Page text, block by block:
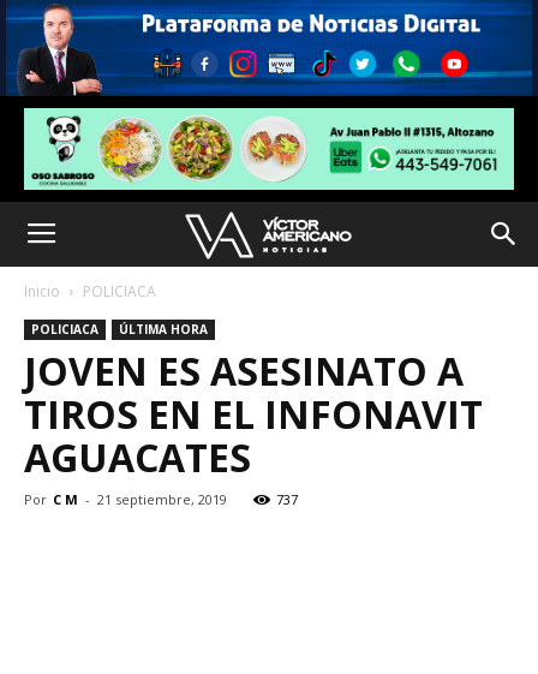
Inicio POLICIACA
POLICIACA ÚLTIMA HORA
JOVEN ES ASESINATO A
TIROS EN EL INFONAVIT
AGUACATES
Por C M - 21 septiembre, 2019 737